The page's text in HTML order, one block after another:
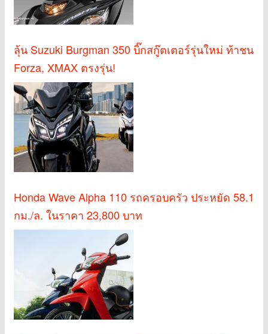
ลุ้น Suzuki Burgman 350 บิ๊กสกู๊ตเตอร์รุ่นใหม่ ท้าชน
Forza, XMAX ตรงรุ่น!
Honda Wave Alpha 110 รถครอบครัว ประหยัด 58.1
กม./ล. ในราคา 23,800 บาท